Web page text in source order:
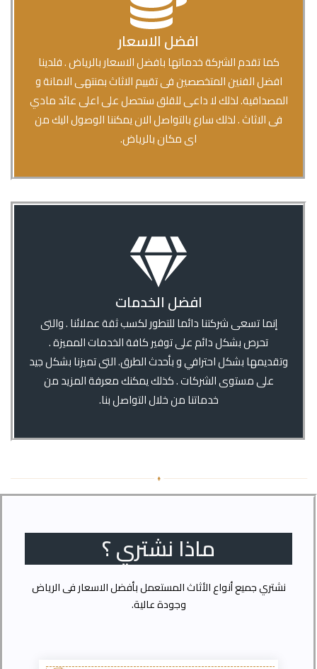
افضل الاسعار
كما تقدم الشركة خدماتها بافضل الاسعار بالرياض . فلدينا
افضل الفنين المتخصصين فى تقييم الاثاث بمنتهى الامانة و
المصداقية. لذلك لا داعى للقلق ستحصل على اعلى عائد مادي
فى الاثاث . لذلك سارع بالتواصل الان يمكننا الوصول اليك من
اى مكان بالرياض.
افضل الخدمات
إنما تسعى شركتنا دائما للتطور لكسب ثقة عملائنا . والتى
تحرص بشكل دائم على توفير كافة الخدمات المميزة .
وتقديمها بشكل احترافي و بأحدث الطرق. التى تميزنا بشكل جيد
على مستوى الشركات . كذلك يمكنك معرفة المزيد من
خدماتنا من خلال التواصل بنا.
ماذا نشتري ؟
نشتري جميع أنواع الأثاث المستعمل بأفضل الاسعار فى الرياض
وجودة عالية.